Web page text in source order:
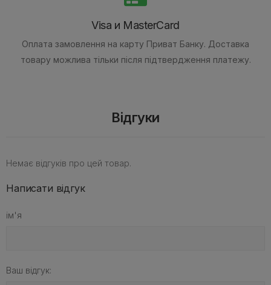
Visa и MasterCard
Оплата замовлення на карту Приват Банку. Доставка
товару можлива тільки після підтвердження платежу.
Відгуки
Немає відгуків про цей товар.
Написати відгук
ім'я
Ваш відгук: